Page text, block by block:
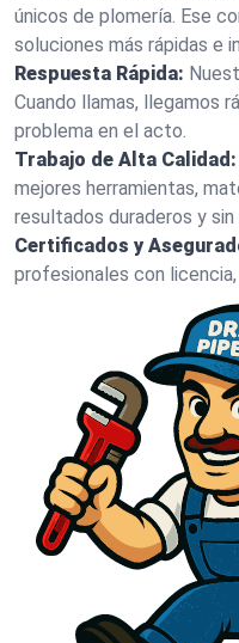
únicos de plomería. Ese
soluciones más rápidas e
Respuesta Rápida:
Cuando llamas, llegamos
problema en el acto.
Trabajo de Alta Calidad:
mejores herramientas,
resultados duraderos y
Certificados y
profesionales con